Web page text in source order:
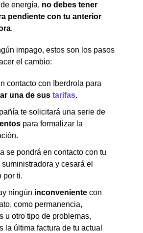
energía, no debes tener
pendiente con tu anterior
.
impago, estos son los pasos
el cambio:
contacto con Iberdrola para
una de sus tarifas.
te solicitará una serie de
para formalizar la
se pondrá en contacto con tu
y cesará el
por ti.
ningún inconveniente con
como permanencia,
u otro tipo de problemas,
la última factura de tu actual